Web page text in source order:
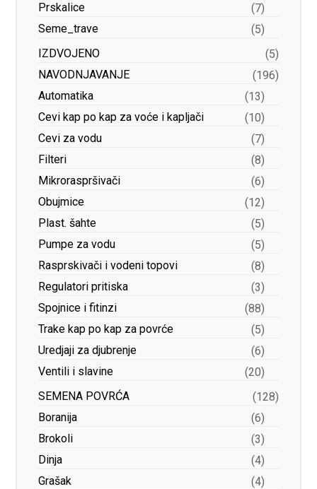
Prskalice
(7)
Seme_trave
(5)
IZDVOJENO
(5)
NAVODNJAVANJE
(196)
Automatika
(13)
Cevi kap po kap za voće i kapljači
(10)
Cevi za vodu
(7)
Filteri
(8)
Mikroraspršivači
(6)
Obujmice
(12)
Plast. šahte
(5)
Pumpe za vodu
(5)
Rasprskivači i vodeni topovi
(8)
Regulatori pritiska
(3)
Spojnice i fitinzi
(88)
Trake kap po kap za povrće
(5)
Uredjaji za djubrenje
(6)
Ventili i slavine
(20)
SEMENA POVRĆA
(128)
Boranija
(6)
Brokoli
(3)
Dinja
(4)
Grašak
(4)